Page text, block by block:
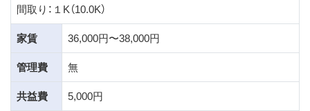
間取り：１K（10.0K）
家賃
36,000円〜38,000円
管理費
無
共益費
5,000円